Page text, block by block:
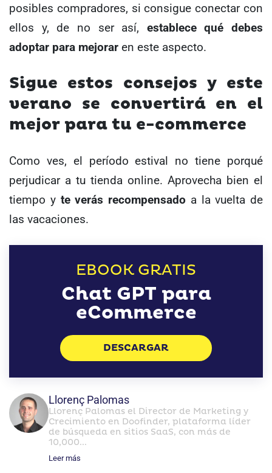
posibles compradores, si consigue conectar con
ellos y, de no ser así, establece qué debes
adoptar para mejorar en este aspecto.
Sigue estos consejos y este
verano se convertirá en el
mejor para tu e-commerce
Como ves, el período estival no tiene porqué
perjudicar a tu tienda online. Aprovecha bien el
tiempo y te verás recompensado a la vuelta de
las vacaciones.
EBOOK GRATIS
Chat GPT para
eCommerce
DESCARGAR
Llorenç Palomas
Llorenç Palomas el Director de Marketing y
Crecimiento en Doofinder, plataforma líder
de búsqueda en sitios SaaS, con más de
10,000...
Leer más